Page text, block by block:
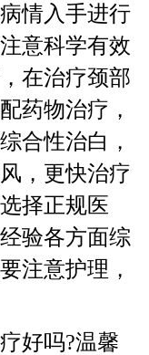
情入手进行
意科学有效
在治疗颈部
药物治疗，
合性治白，
，更快治疗
择正规医
验各方面综
注意护理，
好吗?温馨